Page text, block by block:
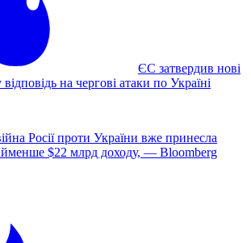
ЄС затвердив нові
на чергові атаки по Україні
Росії проти України вже принесла
$22 млрд доходу, — Bloomberg